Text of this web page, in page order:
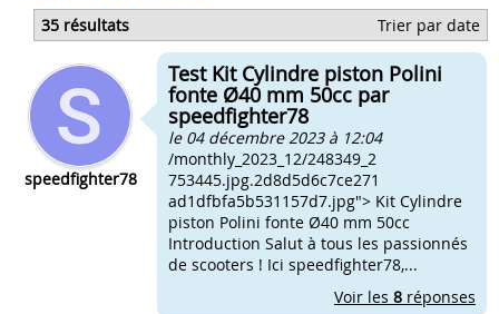
Changer piston 85
Les outils pour changer un piston
Quand changer sa bougie 50cc
Comment changer cable d'accelerateur 50cc
35 résultats Trier par date
speedfighter78
Test Kit Cylindre piston Polini
fonte Ø40 mm 50cc par
speedfighter78
le 04 décembre 2023 à 12:04
/monthly_2023_12/248349_2
753445.jpg.2d8d5d6c7ce271
ad1dfbfa5b531157d7.jpg"> Kit Cylindre
piston Polini fonte Ø40 mm 50cc
Introduction Salut à tous les passionnés
de scooters ! Ici speedfighter78,...
Voir les 8 réponses